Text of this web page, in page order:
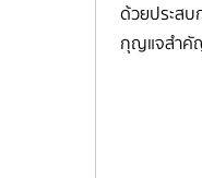
ด้วยประสบ
กุญแจสำคัญ